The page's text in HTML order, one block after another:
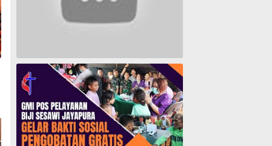
Lagu Rohani Tanpa Iklan - Lagu Pujian dan Penyembahan Paskah 2022